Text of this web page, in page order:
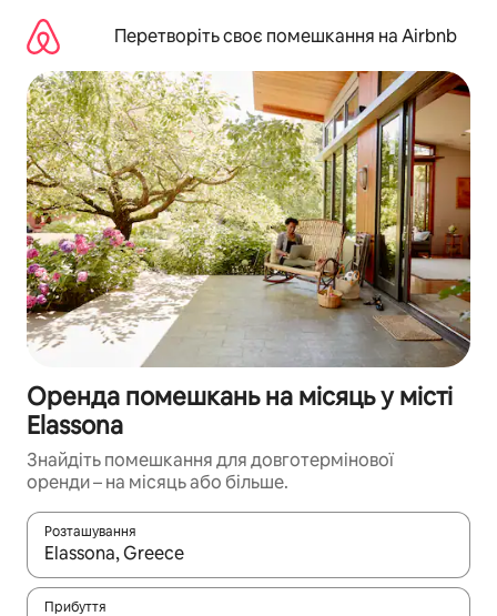
вмісту
Перетворіть своє помешкання на Airbnb
Оренда помешкань на місяць у місті
Elassona
Знайдіть помешкання для довготермінової
оренди – на місяць або більше.
Розташування
Отримавши результати пошуку, використовуйте для
Прибуття